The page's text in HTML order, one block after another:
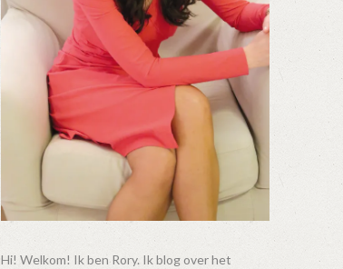
Hi! Welkom! Ik ben Rory. Ik blog over het